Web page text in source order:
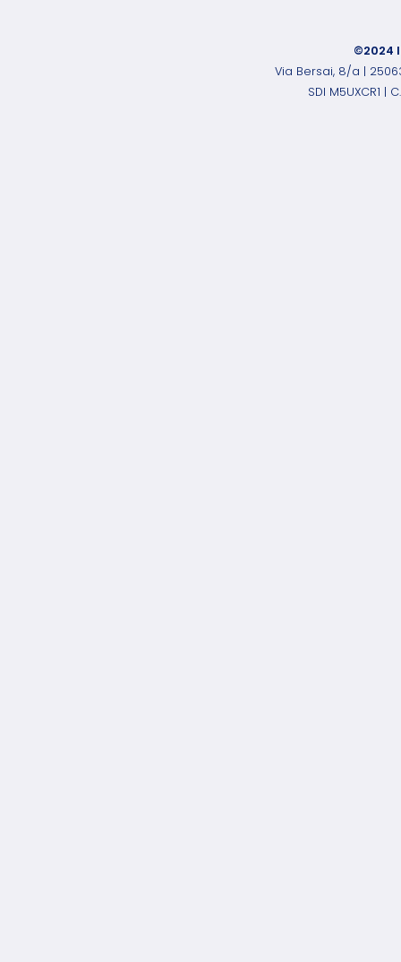
©2024
Via Bersai, 8/a |
SDI M5UXCR1 |